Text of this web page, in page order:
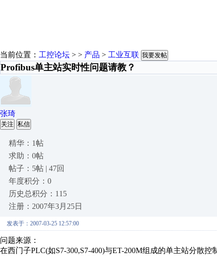
当前位置： 工控论坛 > > 产品 > 工业互联 我要发帖
Profibus单主站实时性问题请教？
张琦
关注 私信
精华：1帖
求助：0帖
帖子：5帖 | 47回
年度积分：0
历史总积分：115
注册：2007年3月25日
发表于：2007-03-25 12:57:00
问题来源：
在西门子PLC(如S7-300,S7-400)与ET-200M组成的单主站分散